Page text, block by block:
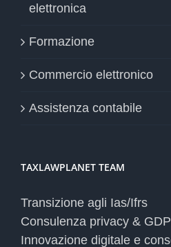
elettronica
Formazione
Commercio elettronico
Assistenza contabile
TAXLAWPLANET TEAM
Transizione agli Ias/Ifrs
Consulenza privacy &
Innovazione digitale e